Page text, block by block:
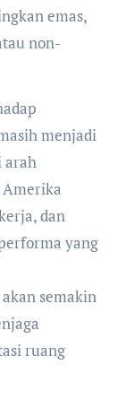
emas,
non-
menjadi
arah
Amerika
dan
yang
semakin
ruang